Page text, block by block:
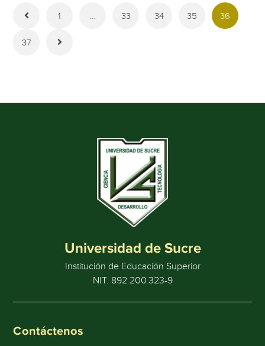
1 … 33 34 35 36
37
Universidad de Sucre
Institución de Educación Superior
NIT: 892.200.323-9
Contáctenos